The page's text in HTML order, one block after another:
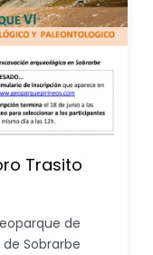
Trasito
de
Sobrarbe